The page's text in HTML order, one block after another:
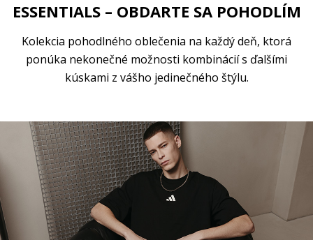
ESSENTIALS – OBDARTE SA POHODLÍM
Kolekcia pohodlného oblečenia na každý deň, ktorá
ponúka nekonečné možnosti kombinácií s ďalšími
kúskami z vášho jedinečného štýlu.